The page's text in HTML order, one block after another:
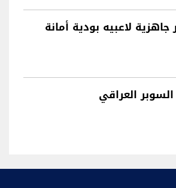
لاعبيه بودية أمانة
العراقي